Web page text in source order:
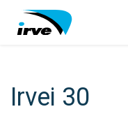
Irvei 30